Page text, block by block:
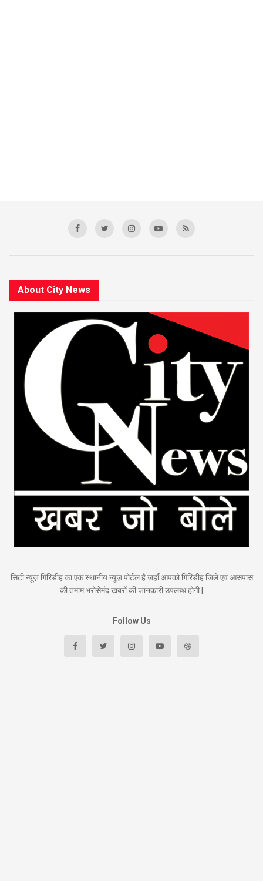
About City News
सिटी न्यूज़ गिरिडीह का एक स्थानीय न्यूज़ पोर्टल है जहाँ आपको गिरिडीह जिले एवं आसपास
की तमाम भरोसेमंद ख़बरों की जानकारी उपलब्ध होगी |
Follow Us